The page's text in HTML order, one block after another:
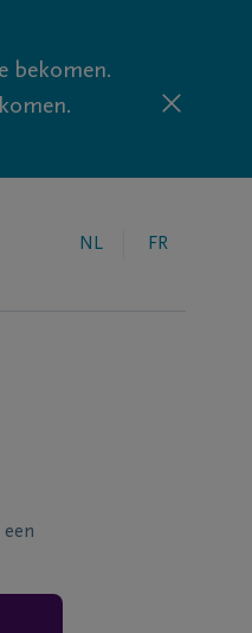
bekomen.
NL FR
een